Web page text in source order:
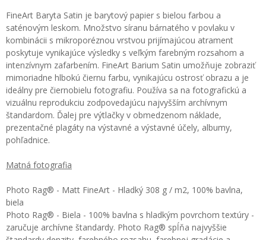
FineArt Baryta Satin je barytový papier s bielou farbou a
saténovým leskom. Množstvo síranu bárnatého v povlaku v
kombinácii s mikroporéznou vrstvou prijímajúcou atrament
poskytuje vynikajúce výsledky s veľkým farebným rozsahom a
intenzívnym zafarbením. FineArt Barium Satin umožňuje zobraziť
mimoriadne hlbokú čiernu farbu, vynikajúcu ostrosť obrazu a je
ideálny pre čiernobielu fotografiu. Používa sa na fotografickú a
vizuálnu reprodukciu zodpovedajúcu najvyšším archívnym
štandardom. Ďalej pre výtlačky v obmedzenom náklade,
prezentačné plagáty na výstavné a výstavné účely, albumy,
pohľadnice.
Matná fotografia
Photo Rag® - Matt FineArt - Hladký 308 g / m2, 100% bavlna,
biela
Photo Rag® - Biela - 100% bavlna s hladkým povrchom textúry -
zaručuje archívne štandardy. Photo Rag® spĺňa najvyššie